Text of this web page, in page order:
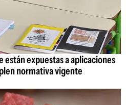
están expuestas a aplicaciones
normativa vigente